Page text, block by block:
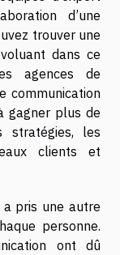
d’une
trouver une
dans ce
agences de
communication
gagner plus de
stratégies, les
clients et
pris une autre
personne.
ont dû